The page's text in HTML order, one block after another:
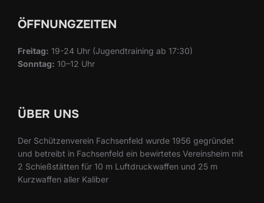
ÖFFNUNGZEITEN
Freitag: 19-24 Uhr (Jugendtraining ab 17:30)
Sonntag: 10–12 Uhr
ÜBER UNS
Der Schützenverein Fachsenfeld wurde 1956 gegründet
und betreibt in Fachsenfeld ein bewirtetes Vereinsheim mit
2 Schießstätten für 10 m Luftdruckwaffen und 25 m
Kurzwaffen aller Kaliber